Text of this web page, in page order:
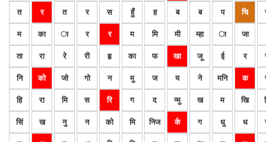
त र त र स हुँ ह ब ब प चि
म का ा र र म मि मी म्हा ा जा
ता रा रे री हृ का फ खा जू ई र
नि को जो गो न मु ज य ने मनि क
हि रा मि स रि ग द न्मु ख म खि
सिं ख नु न को मि निज र्क ग धु ध